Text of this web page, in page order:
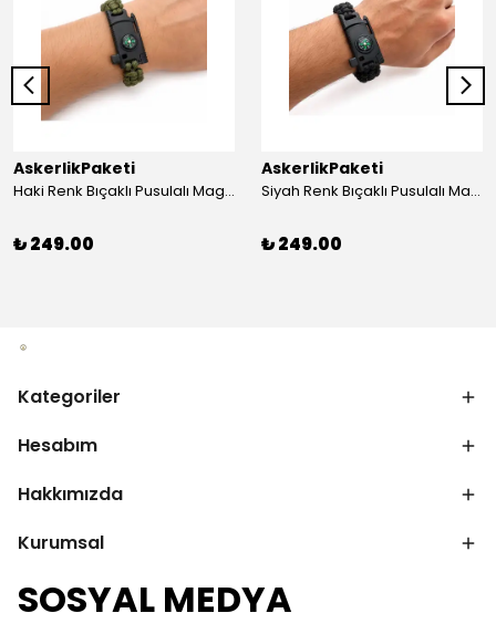
AskerlikPaketi
Haki Renk Bıçaklı Pusulalı Magnezyum Çubuklu Düdüklü Paracord Bileklik
₺ 249.00
AskerlikPaketi
Siyah Renk Bıçaklı Pusulalı Magnezyum Çubuklu Düdüklü Paracord Bileklik
₺ 249.00
Kategoriler
Hesabım
Hakkımızda
Kurumsal
SOSYAL MEDYA